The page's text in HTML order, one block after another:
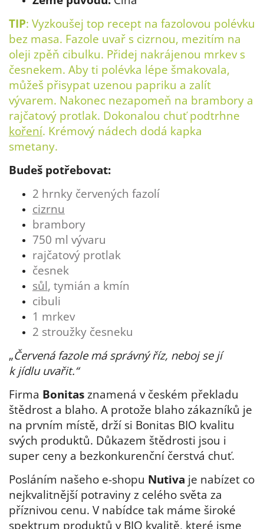
TIP: Vyzkoušej top recept na fazolovou polévku
bez masa. Fazole uvař s cizrnou, mezitím na
oleji zpěň cibulku. Přidej nakrájenou mrkev s
česnekem. Aby ti polévka lépe šmakovala,
můžeš přisypat uzenou papriku a zalít
vývarem. Nakonec nezapomeň na brambory a
rajčatový protlak. Dokonalou chuť podtrhne
koření. Krémový nádech dodá kapka
smetany.
Budeš potřebovat:
2 hrnky červených fazolí
cizrnu
brambory
750 ml vývaru
rajčatový protlak
česnek
sůl, tymián a kmín
cibuli
1 mrkev
2 stroužky česneku
„Červená fazole má správný říz, neboj se jí
k jídlu uvařit.“
Firma Bonitas znamená v českém překladu
štědrost a blaho. A protože blaho zákazníků je
na prvním místě, drží si Bonitas BIO kvalitu
svých produktů. Důkazem štědrosti jsou i
super ceny a bezkonkurenční čerstvá chuť.
Posláním našeho e-shopu Nutiva je nabízet co
nejkvalitnější potraviny z celého světa za
příznivou cenu. V nabídce tak máme široké
spektrum produktů v BIO kvalitě, které jsme